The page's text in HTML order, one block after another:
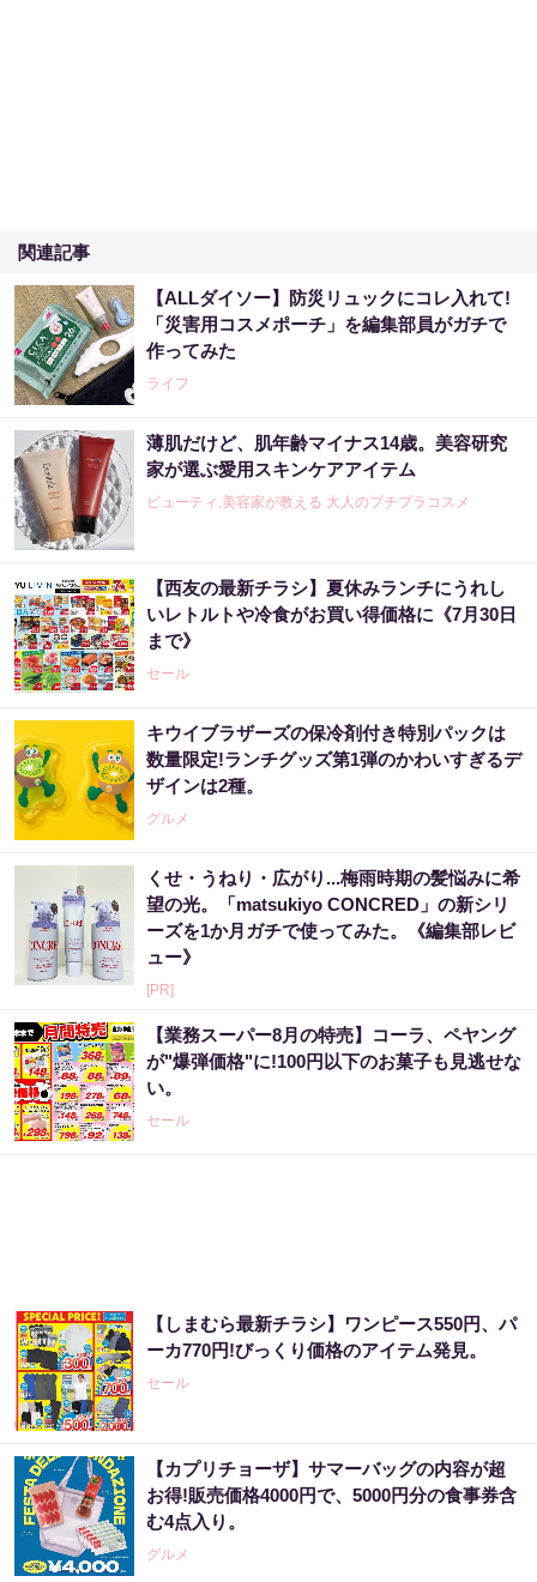
関連記事
【ALLダイソー】防災リュックにコレ入れて!
「災害用コスメポーチ」を編集部員がガチで
作ってみた
ライフ
薄肌だけど、肌年齢マイナス14歳。美容研究
家が選ぶ愛用スキンケアアイテム
ビューティ,美容家が教える 大人のプチプラコスメ
【西友の最新チラシ】夏休みランチにうれし
いレトルトや冷食がお買い得価格に《7月30日
まで》
セール
キウイブラザーズの保冷剤付き特別パックは
数量限定!ランチグッズ第1弾のかわいすぎるデ
ザインは2種。
グルメ
くせ・うねり・広がり...梅雨時期の髪悩みに希
望の光。「matsukiyo CONCRED」の新シリ
ーズを1か月ガチで使ってみた。《編集部レビ
ュー》
[PR]
【業務スーパー8月の特売】コーラ、ペヤング
が"爆弾価格"に!100円以下のお菓子も見逃せな
い。
セール
【しまむら最新チラシ】ワンピース550円、パ
ーカ770円!びっくり価格のアイテム発見。
セール
【カプリチョーザ】サマーバッグの内容が超
お得!販売価格4000円で、5000円分の食事券含
む4点入り。
グルメ